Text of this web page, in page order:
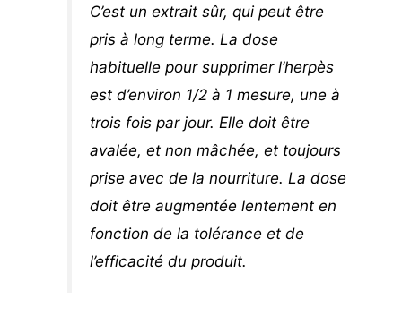
C’est un extrait sûr, qui peut être
pris à long terme. La dose
habituelle pour supprimer l’herpès
est d’environ 1/2 à 1 mesure, une à
trois fois par jour. Elle doit être
avalée, et non mâchée, et toujours
prise avec de la nourriture. La dose
doit être augmentée lentement en
fonction de la tolérance et de
l’efficacité du produit.